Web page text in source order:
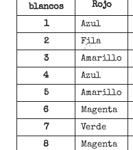
blancos
Rojo
1 Azul
2
Fila
3
Amarillo
4
Azul
5
Amarillo
6
Magenta
7
Verde
8
Magenta